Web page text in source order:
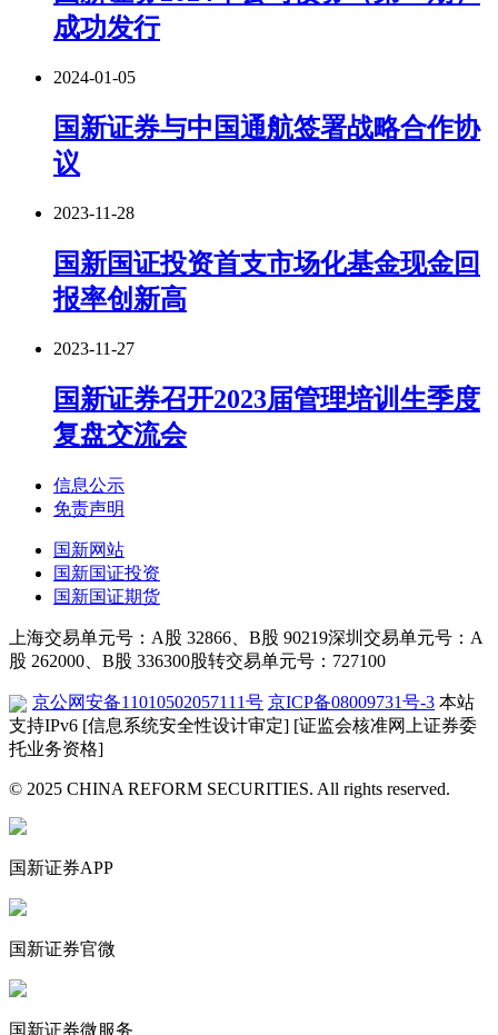
成功发行
2024-01-05
国新证券与中国通航签署战略合作协
议
2023-11-28
国新国证投资首支市场化基金现金回
报率创新高
2023-11-27
国新证券召开2023届管理培训生季度
复盘交流会
信息公示
免责声明
国新网站
国新国证投资
国新国证期货
上海交易单元号：A股 32866、B股 90219深圳交易单元号：A
股 262000、B股 336300股转交易单元号：727100
京公网安备11010502057111号 京ICP备08009731号-3 本站
支持IPv6 [信息系统安全性设计审定] [证监会核准网上证券委
托业务资格]
© 2025 CHINA REFORM SECURITIES. All rights reserved.
国新证券APP
国新证券官微
国新证券微服务